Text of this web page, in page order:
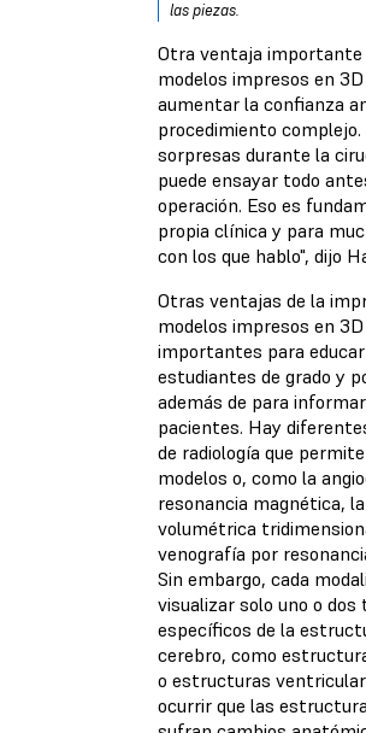
las piezas.
Otra ventaja importante
modelos impresos en
aumentar la confianza
procedimiento complejo.
sorpresas durante la
puede ensayar todo
operación. Eso es
propia clínica y para
con los que hablo", dijo
Otras ventajas de la
modelos impresos en
importantes para
estudiantes de grado y
además de para
pacientes. Hay
de radiología que
modelos o, como la
resonancia magnética,
volumétrica
venografía por
Sin embargo, cada
visualizar solo uno o dos
específicos de la
cerebro, como
o estructuras
ocurrir que las